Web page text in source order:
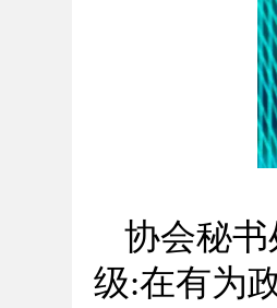
协会秘
级:在有为